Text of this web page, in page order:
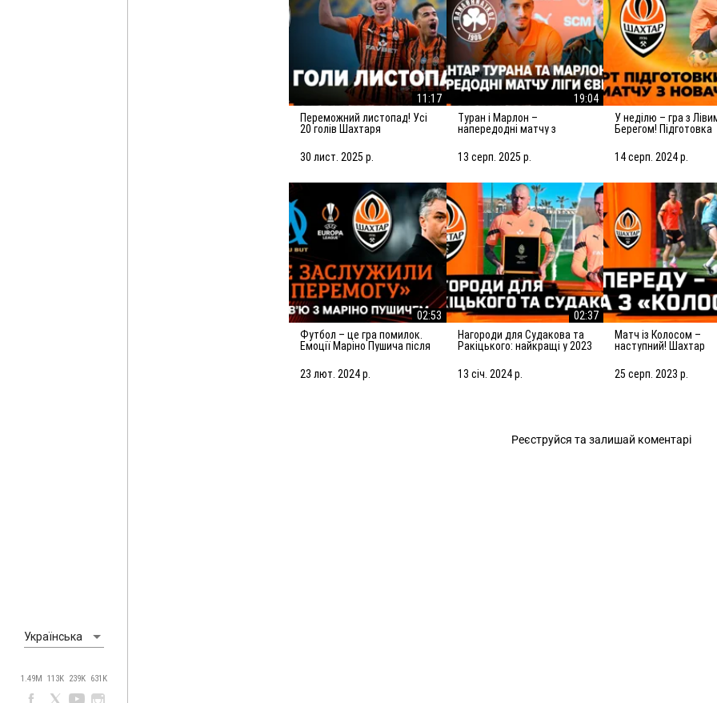
Українська
1.49M 113K 239K 631K
11:17
Переможний листопад! Усі
20 голів Шахтаря
30 лист. 2025 р.
19:04
Туран і Марлон –
напередодні матчу з
все можливе для
досягнення мети
13 серп. 2025 р.
У неділю – гра з Лівим
Берегом! Підготовка
новачком УПЛ
14 серп. 2024 р.
02:53
Футбол – це гра помилок.
Емоції Маріно Пушича після
23 лют. 2024 р.
02:37
Нагороди для Судакова та
Ракіцького: найкращі у 2023
13 січ. 2024 р.
Матч із Колосом –
наступний! Шахтар
25 серп. 2023 р.